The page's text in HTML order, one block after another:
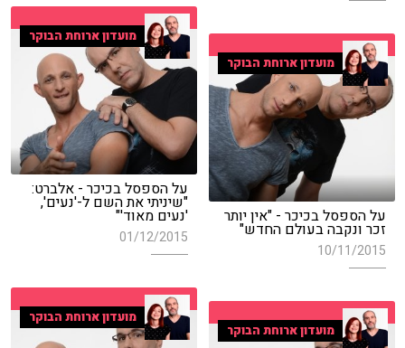
מועדון ארוחת הבוקר
על הספסל בכיכר - אלברט:
"שיניתי את השם ל-'נעים',
'נעים מאוד'"
01/12/2015
מועדון ארוחת הבוקר
על הספסל בכיכר - "אין יותר
זכר ונקבה בעולם החדש"
10/11/2015
מועדון ארוחת הבוקר
מועדון ארוחת הבוקר